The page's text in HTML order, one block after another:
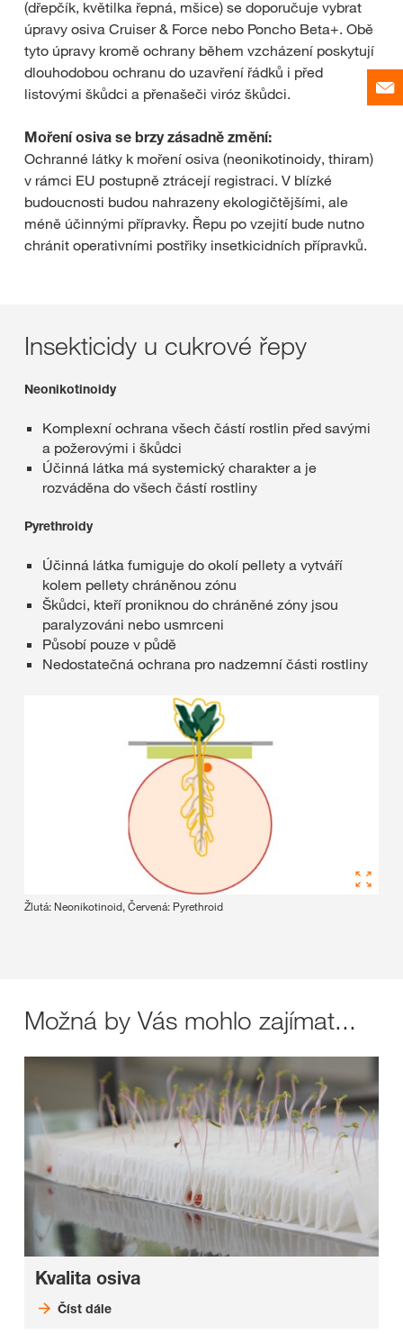
(dřepčík, květilka řepná, mšice) se doporučuje vybrat
úpravy osiva Cruiser & Force nebo Poncho Beta+. Obě
tyto úpravy kromě ochrany během vzcházení poskytují
dlouhodobou ochranu do uzavření řádků i před
listovými škůdci a přenašeči viróz škůdci.
Moření osiva se brzy zásadně změní:
Ochranné látky k moření osiva (neonikotinoidy, thiram)
v rámci EU postupně ztrácejí registraci. V blízké
budoucnosti budou nahrazeny ekologičtějšími, ale
méně účinnými přípravky. Řepu po vzejití bude nutno
chránit operativními postřiky insetkicidních přípravků.
Insekticidy u cukrové řepy
Neonikotinoidy
Komplexní ochrana všech částí rostlin před savými
a požerovými i škůdci
Účinná látka má systemický charakter a je
rozváděna do všech částí rostliny
Pyrethroidy
Účinná látka fumiguje do okolí pellety a vytváří
kolem pellety chráněnou zónu
Škůdci, kteří proniknou do chráněné zóny jsou
paralyzováni nebo usmrceni
Působí pouze v půdě
Nedostatečná ochrana pro nadzemní části rostliny
Žlutá: Neonikotinoid, Červená: Pyrethroid
Možná by Vás mohlo zajímat...
Kvalita osiva
Číst dále